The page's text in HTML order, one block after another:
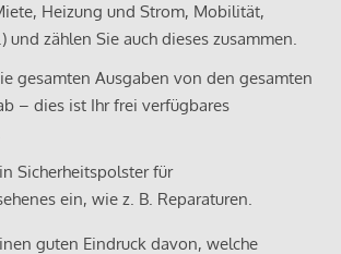
Heizung und Strom, Mobilität,
und zählen Sie auch dieses zusammen.
gesamten Ausgaben von den gesamten
– dies ist Ihr frei verfügbares
Sicherheitspolster für
ein, wie z. B. Reparaturen.
guten Eindruck davon, welche